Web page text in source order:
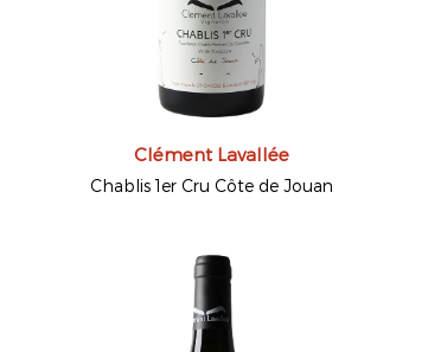
Clément Lavallée
Chablis 1er Cru Côte de Jouan